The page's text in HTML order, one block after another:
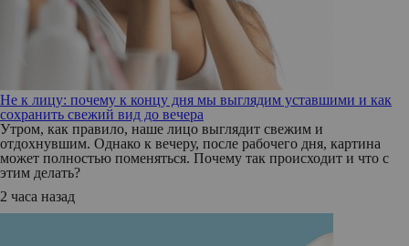
Не к лицу: почему к концу дня мы выглядим уставшими и как
сохранить свежий вид до вечера
Утром, как правило, наше лицо выглядит свежим и
отдохнувшим. Однако к вечеру, после рабочего дня, картина
может полностью поменяться. Почему так происходит и что с
этим делать?
2 часа назад